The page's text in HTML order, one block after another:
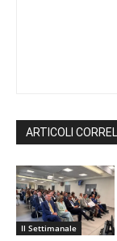
ARTICOLI
Il Settimanale